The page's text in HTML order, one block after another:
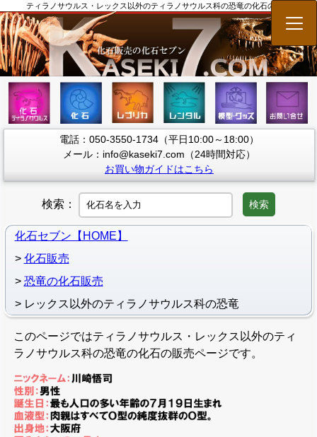
ティラノサウルス・レックス以外のティラノサウルス科の恐竜の化石の販売
メ
電話：050-3550-1734（平日10:00～18:00）
メール：info@kaseki7.com（24時間対応）
お買い物ガイドはこちら
検索： 検索
化石セブン【HOME】
化石販売
恐竜の化石販売
レックス以外のティラノサウルス科の恐竜
このページではティラノサウルス・レックス以外のティ
ラノサウルス科の恐竜の化石の販売ページです。